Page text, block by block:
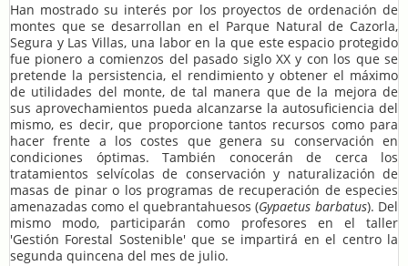
Han mostrado su interés por los proyectos de ordenación de
montes que se desarrollan en el Parque Natural de Cazorla,
Segura y Las Villas, una labor en la que este espacio protegido
fue pionero a comienzos del pasado siglo XX y con los que se
pretende la persistencia, el rendimiento y obtener el máximo
de utilidades del monte, de tal manera que de la mejora de
sus aprovechamientos pueda alcanzarse la autosuficiencia del
mismo, es decir, que proporcione tantos recursos como para
hacer frente a los costes que genera su conservación en
condiciones óptimas. También conocerán de cerca los
tratamientos selvícolas de conservación y naturalización de
masas de pinar o los programas de recuperación de especies
amenazadas como el quebrantahuesos (Gypaetus barbatus). Del
mismo modo, participarán como profesores en el taller
'Gestión Forestal Sostenible' que se impartirá en el centro la
segunda quincena del mes de julio.